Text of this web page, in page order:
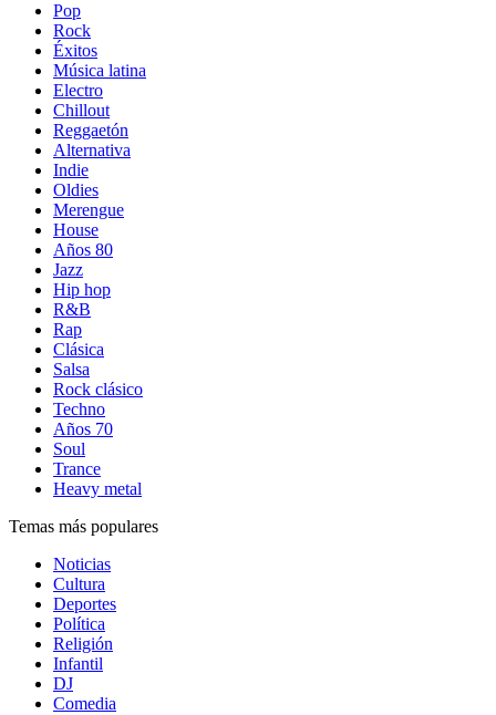
Pop
Rock
Éxitos
Música latina
Electro
Chillout
Reggaetón
Alternativa
Indie
Oldies
Merengue
House
Años 80
Jazz
Hip hop
R&B
Rap
Clásica
Salsa
Rock clásico
Techno
Años 70
Soul
Trance
Heavy metal
Temas más populares
Noticias
Cultura
Deportes
Política
Religión
Infantil
DJ
Comedia